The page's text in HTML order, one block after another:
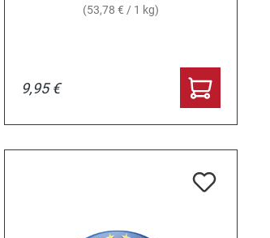
(53,78 € / 1 kg)
9,95 €